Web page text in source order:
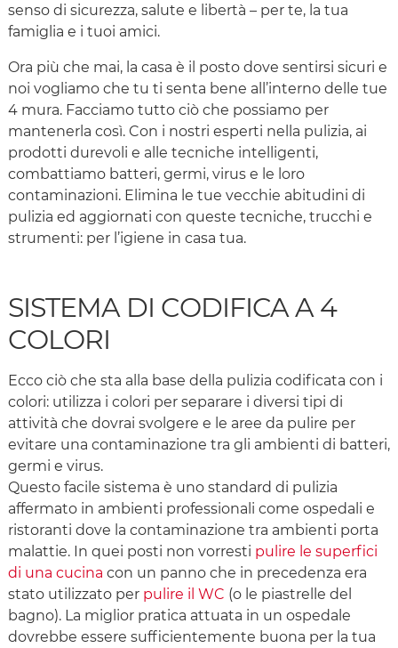
senso di sicurezza, salute e libertà – per te, la tua
famiglia e i tuoi amici.
Ora più che mai, la casa è il posto dove sentirsi sicuri e
noi vogliamo che tu ti senta bene all’interno delle tue
4 mura. Facciamo tutto ciò che possiamo per
mantenerla così. Con i nostri esperti nella pulizia, ai
prodotti durevoli e alle tecniche intelligenti,
combattiamo batteri, germi, virus e le loro
contaminazioni. Elimina le tue vecchie abitudini di
pulizia ed aggiornati con queste tecniche, trucchi e
strumenti: per l’igiene in casa tua.
SISTEMA DI CODIFICA A 4
COLORI
Ecco ciò che sta alla base della pulizia codificata con i
colori: utilizza i colori per separare i diversi tipi di
attività che dovrai svolgere e le aree da pulire per
evitare una contaminazione tra gli ambienti di batteri,
germi e virus.
Questo facile sistema è uno standard di pulizia
affermato in ambienti professionali come ospedali e
ristoranti dove la contaminazione tra ambienti porta
malattie. In quei posti non vorresti pulire le superfici
di una cucina con un panno che in precedenza era
stato utilizzato per pulire il WC (o le piastrelle del
bagno). La miglior pratica attuata in un ospedale
dovrebbe essere sufficientemente buona per la tua